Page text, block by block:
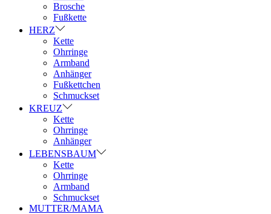
Brosche
Fußkette
HERZ
Kette
Ohrringe
Armband
Anhänger
Fußkettchen
Schmuckset
KREUZ
Kette
Ohrringe
Anhänger
LEBENSBAUM
Kette
Ohrringe
Armband
Schmuckset
MUTTER/MAMA